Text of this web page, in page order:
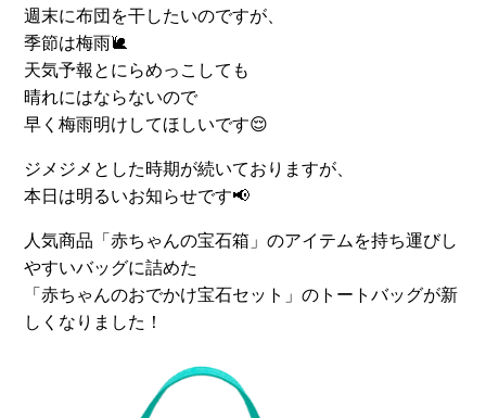
週末に布団を干したいのですが、
季節は梅雨🐌
天気予報とにらめっこしても
晴れにはならないので
早く梅雨明けしてほしいです😌
ジメジメとした時期が続いておりますが、
本日は明るいお知らせです📢
人気商品「赤ちゃんの宝石箱」のアイテムを持ち運びし
やすいバッグに詰めた
「赤ちゃんのおでかけ宝石セット」のトートバッグが新
しくなりました！